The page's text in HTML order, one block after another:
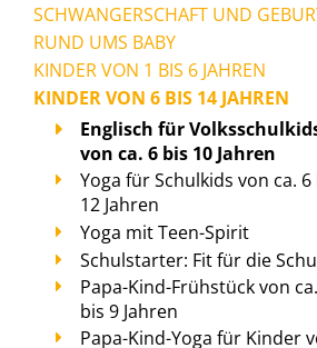
SCHWANGERSCHAFT UND
RUND UMS BABY
KINDER VON 1 BIS 6 JAHREN
KINDER VON 6 BIS 14 JAHREN
Englisch für
von ca. 6 bis 10 Jahren
Yoga für Schulkids von ca. 6
12 Jahren
Yoga mit Teen-Spirit
Schulstarter: Fit für die
Papa-Kind-Frühstück von
bis 9 Jahren
Papa-Kind-Yoga für Kinder